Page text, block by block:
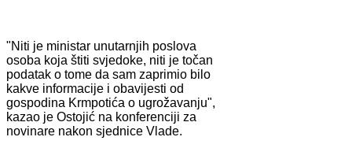
"Niti je ministar unutarnjih poslova
osoba koja štiti svjedoke, niti je točan
podatak o tome da sam zaprimio bilo
kakve informacije i obavijesti od
gospodina Krmpotića o ugrožavanju",
kazao je Ostojić na konferenciji za
novinare nakon sjednice Vlade.